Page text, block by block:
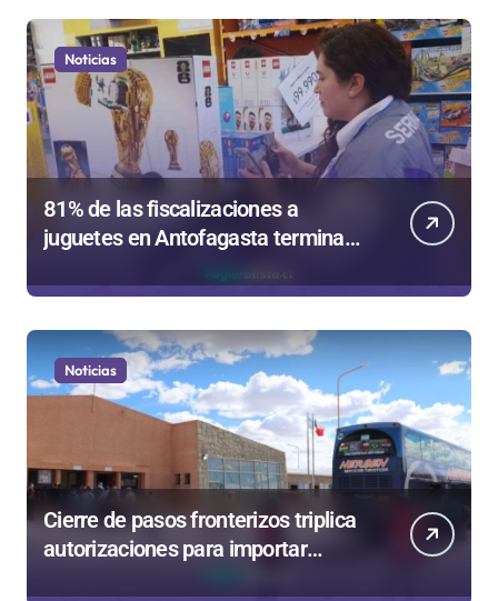
Noticias
81% de las fiscalizaciones a
juguetes en Antofagasta termina
en sumarios sanitarios
Noticias
Cierre de pasos fronterizos triplica
autorizaciones para importar